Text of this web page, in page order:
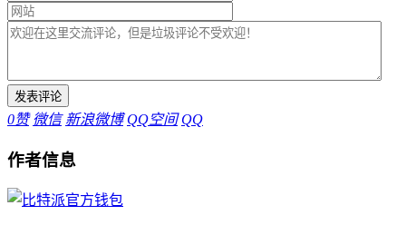
0赞 微信 新浪微博 QQ空间 QQ
作者信息